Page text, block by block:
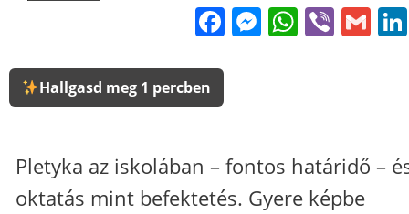
FacebookViber
Hallgasd meg 1 percben
Pletyka az iskolában – fontos határidő –
oktatás mint befektetés. Gyere képbe